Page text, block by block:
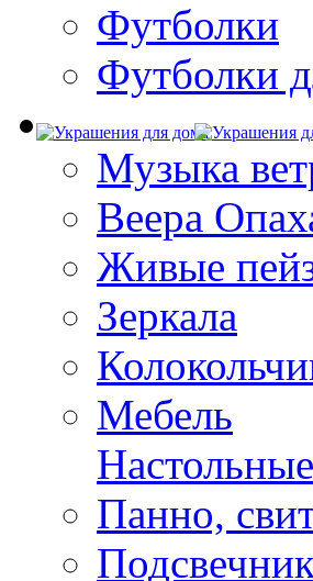
Футболки
Футболки
Музыка
Веера
Живые
Зеркала
Мебель
Панно,